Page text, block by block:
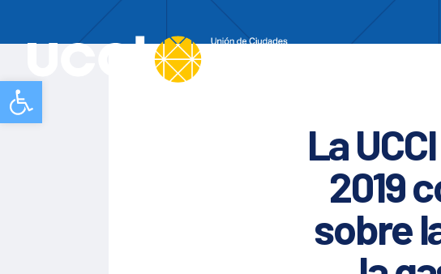
Abrir barra de herramientas
La
2019
sobre